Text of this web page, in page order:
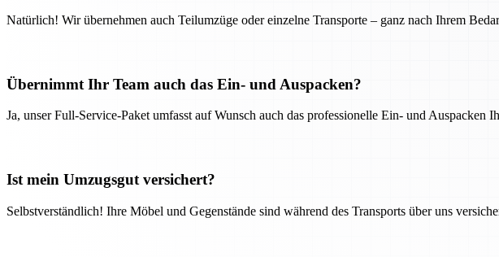
Natürlich! Wir übernehmen auch Teilumzüge oder einzelne Transporte – ganz nach Ihrem
Übernimmt Ihr Team auch das Ein- und Auspacken?
Ja, unser Full-Service-Paket umfasst auf Wunsch auch das professionelle Ein- und Auspacken
Ist mein Umzugsgut versichert?
Selbstverständlich! Ihre Möbel und Gegenstände sind während des Transports über uns